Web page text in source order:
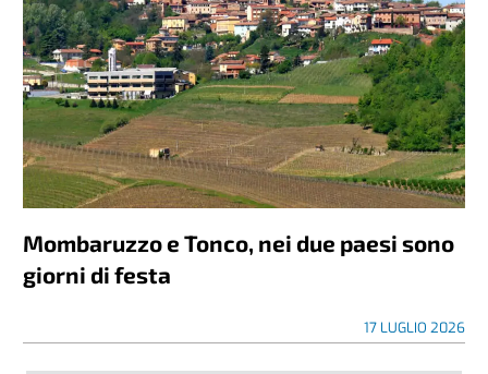
Mombaruzzo e Tonco, nei due paesi sono
giorni di festa
17 LUGLIO 2026